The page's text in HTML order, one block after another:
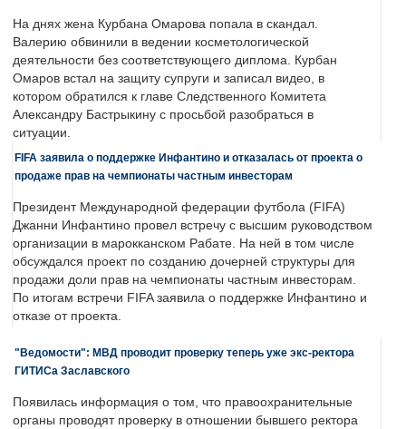
На днях жена Курбана Омарова попала в скандал.
Валерию обвинили в ведении косметологической
деятельности без соответствующего диплома. Курбан
Омаров встал на защиту супруги и записал видео, в
котором обратился к главе Следственного Комитета
Александру Бастрыкину с просьбой разобраться в
ситуации.
FIFA заявила о поддержке Инфантино и отказалась от проекта о
продаже прав на чемпионаты частным инвесторам
Президент Международной федерации футбола (FIFA)
Джанни Инфантино провел встречу с высшим руководством
организации в марокканском Рабате. На ней в том числе
обсуждался проект по созданию дочерней структуры для
продажи доли прав на чемпионаты частным инвесторам.
По итогам встречи FIFA заявила о поддержке Инфантино и
отказе от проекта.
"Ведомости": МВД проводит проверку теперь уже экс-ректора
ГИТИСа Заславского
Появилась информация о том, что правоохранительные
органы проводят проверку в отношении бывшего ректора